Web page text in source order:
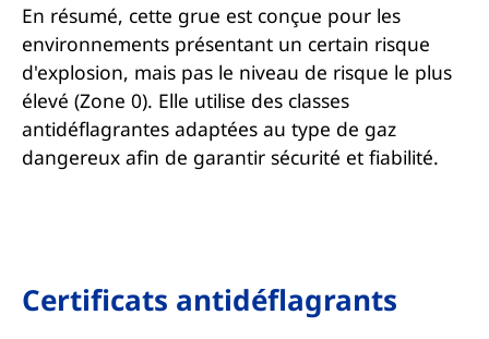
En résumé, cette grue est conçue pour les
environnements présentant un certain risque
d'explosion, mais pas le niveau de risque le plus
élevé (Zone 0). Elle utilise des classes
antidéflagrantes adaptées au type de gaz
dangereux afin de garantir sécurité et fiabilité.
Certificats antidéflagrants